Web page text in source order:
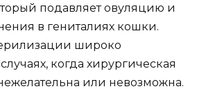
подавляет овуляцию и
в гениталиях кошки.
широко
когда хирургическая
или невозможна.